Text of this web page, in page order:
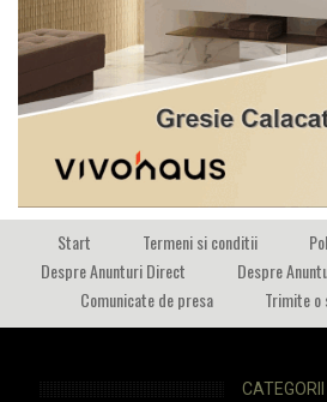
Start Termeni si conditii
Despre Anunturi Direct
Despre
Comunicate de presa
Trimite